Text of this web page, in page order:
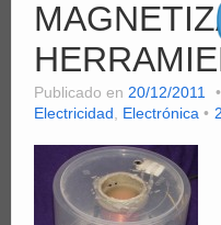
Computación
MiniSFX
Servicios
PDFs
Videos
Publicado en 20/12/2011
Electricidad
Electrónica